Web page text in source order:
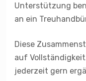
Unterstützung
an ein
Diese
auf
jederzeit gern